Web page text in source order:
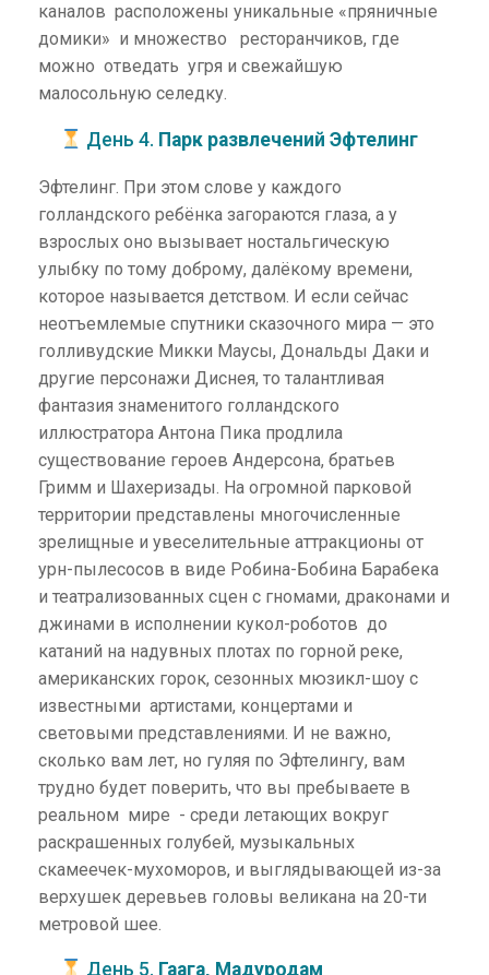
каналов расположены уникальные «пряничные
домики» и множество ресторанчиков, где
можно отведать угря и свежайшую
малосольную селедку.
День 4. Парк развлечений Эфтелинг
Эфтелинг. При этом слове у каждого
голландского ребёнка загораются глаза, а у
взрослых оно вызывает ностальгическую
улыбку по тому доброму, далёкому времени,
которое называется детством. И если сейчас
неотъемлемые спутники сказочного мира — это
голливудские Микки Маусы, Дональды Даки и
другие персонажи Диснея, то талантливая
фантазия знаменитого голландского
иллюстратора Антона Пика продлила
существование героев Андерсона, братьев
Гримм и Шахеризады. На огромной парковой
территории представлены многочисленные
зрелищные и увеселительные аттракционы от
урн-пылесосов в виде Робина-Бобина Барабека
и театрализованных сцен с гномами, драконами и
джинами в исполнении кукол-роботов до
катаний на надувных плотах по горной реке,
американских горок, сезонных мюзикл-шоу с
известными артистами, концертами и
световыми представлениями. И не важно,
сколько вам лет, но гуляя по Эфтелингу, вам
трудно будет поверить, что вы пребываете в
реальном мире - среди летающих вокруг
раскрашенных голубей, музыкальных
скамеечек-мухоморов, и выглядывающей из-за
верхушек деревьев головы великана на 20-ти
метровой шее.
День 5. Гаага, Мадуродам